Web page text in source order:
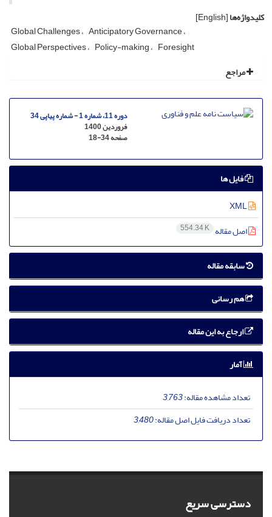
کلیدواژه‌ها[English]
Global Challenges Anticipatory Governance
Global Perspectives Policy-making Foresight
مراجع
دوره 11، شماره 1 - شماره پیاپی 34
فروردین 1400
صفحه18-34
فایل ها
اصل مقاله 554.34 K
سابقه مقاله
هم رسانی
ارجاع به این مقاله
آمار
تعداد مشاهده مقاله:3,763
تعداد دریافت فایل اصل مقاله:3,480
دسترسی سریع